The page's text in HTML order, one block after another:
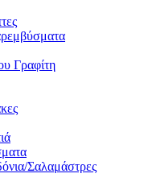
Γραφίτη
Σαλαμάστρες